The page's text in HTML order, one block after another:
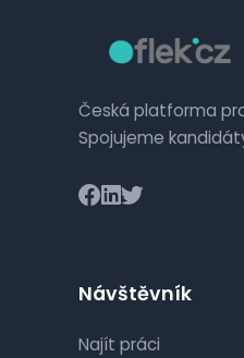
Česká platforma
Spojujeme
Návštěvník
Najít práci